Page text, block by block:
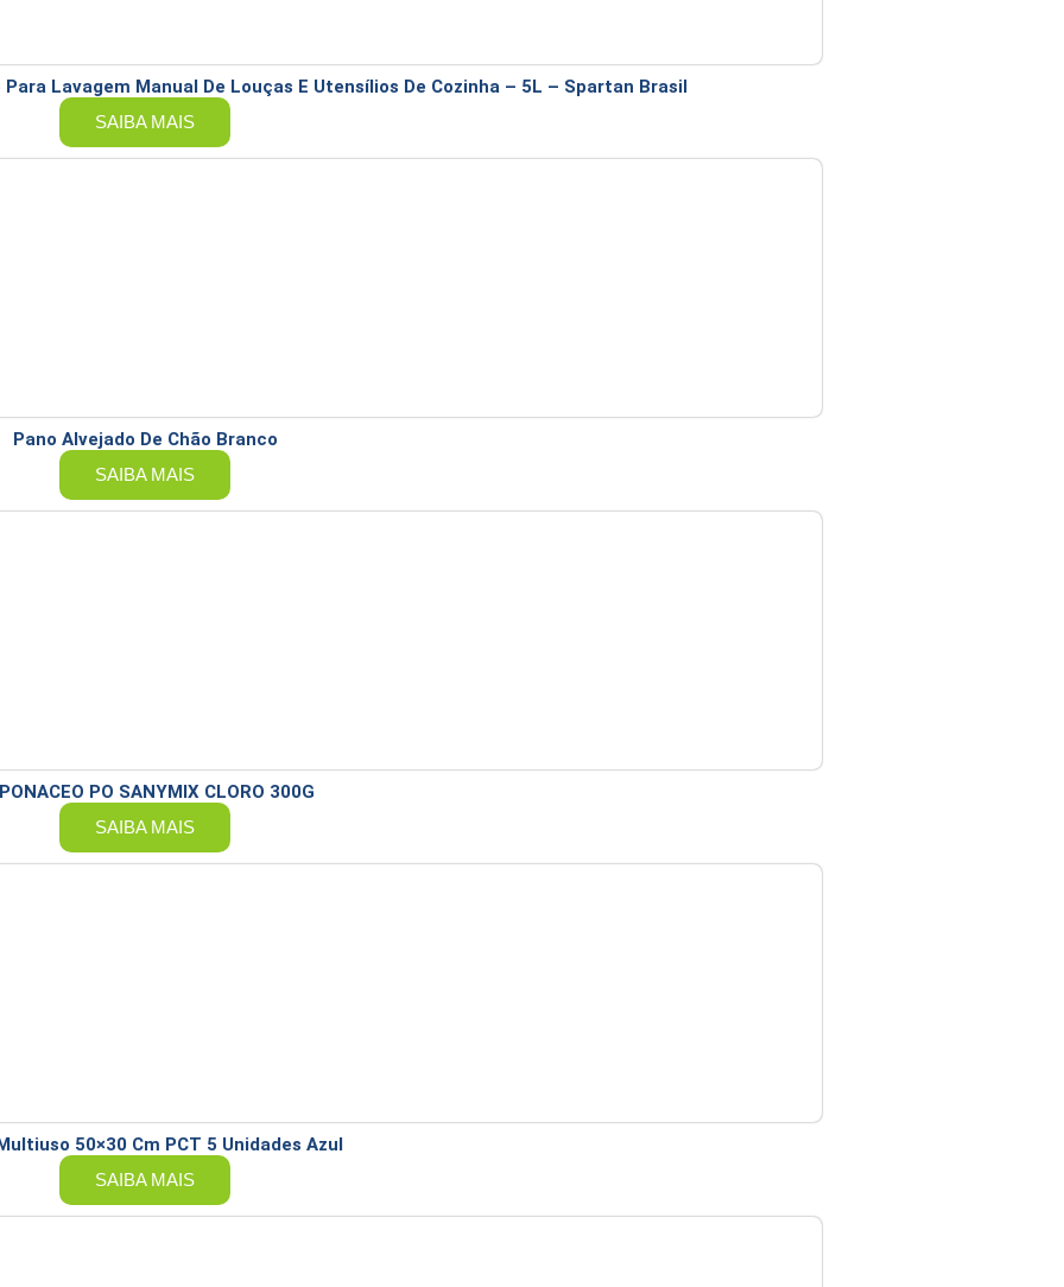
Lavagem Manual De Louças E Utensílios De Cozinha – 5L – Spartan Brasil
SAIBA MAIS
Pano Alvejado De Chão Branco
SAIBA MAIS
PO SANYMIX CLORO 300G
SAIBA MAIS
50×30 Cm PCT 5 Unidades Azul
SAIBA MAIS